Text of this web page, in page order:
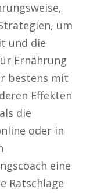
um
und die
Ernährung
bestens mit
Effekten
die
oder in
eine
Ratschläge